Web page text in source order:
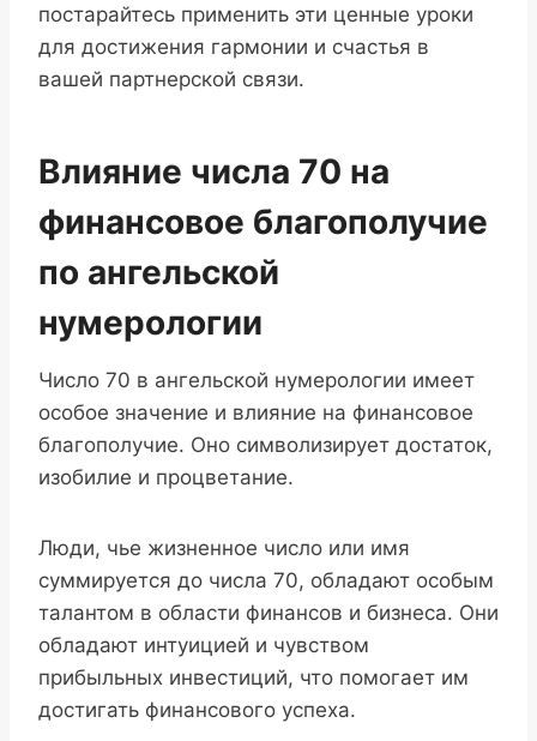
постарайтесь применить эти ценные уроки
для достижения гармонии и счастья в
вашей партнерской связи.
Влияние числа 70 на
финансовое благополучие
по ангельской
нумерологии
Число 70 в ангельской нумерологии имеет
особое значение и влияние на финансовое
благополучие. Оно символизирует достаток,
изобилие и процветание.
Люди, чье жизненное число или имя
суммируется до числа 70, обладают особым
талантом в области финансов и бизнеса. Они
обладают интуицией и чувством
прибыльных инвестиций, что помогает им
достигать финансового успеха.